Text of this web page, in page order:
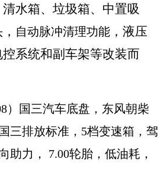
水箱、垃圾箱、中置吸
自动脉冲清理功能 ，液压
系统和副车架等改装而
）国三汽车底盘，东风朝柴
国三排放标准， 5档变速箱，驾
助力， 7.00轮胎，低油耗，